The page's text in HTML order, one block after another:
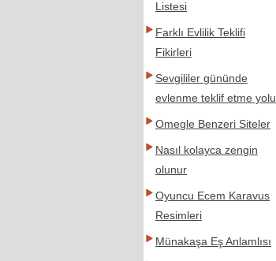
Listesi
Farklı Evlilik Teklifi
Fikirleri
Sevgililer gününde
evlenme teklif etme yolu
Omegle Benzeri Siteler
Nasıl kolayca zengin
olunur
Oyuncu Ecem Karavus
Resimleri
Münakaşa Eş Anlamlısı